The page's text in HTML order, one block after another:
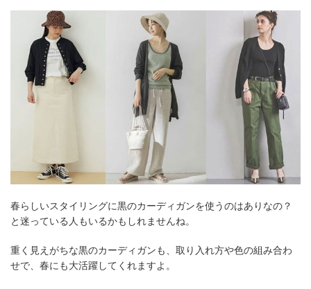
春らしいスタイリングに黒のカーディガンを使うのはありなの？
と迷っている人もいるかもしれませんね。
重く見えがちな黒のカーディガンも、取り入れ方や色の組み合わ
せで、春にも大活躍してくれますよ。